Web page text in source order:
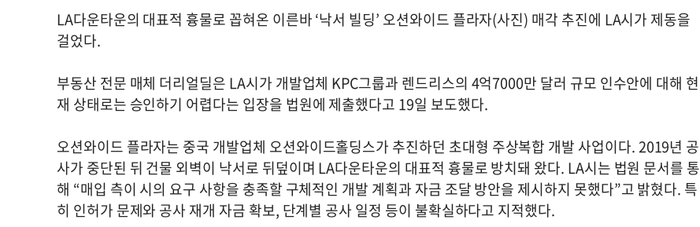
LA다운타운의 대표적 흉물로 꼽혀온 이른바 ‘낙서 빌딩’ 오션와이드 플라자(사진) 매각 추진에 LA시가 제동을
걸었다.
부동산 전문 매체 더리얼딜은 LA시가 개발업체 KPC그룹과 렌드리스의 4억7000만 달러 규모 인수안에 대해 현
재 상태로는 승인하기 어렵다는 입장을 법원에 제출했다고 19일 보도했다.
오션와이드 플라자는 중국 개발업체 오션와이드홀딩스가 추진하던 초대형 주상복합 개발 사업이다. 2019년 공
사가 중단된 뒤 건물 외벽이 낙서로 뒤덮이며 LA다운타운의 대표적 흉물로 방치돼 왔다. LA시는 법원 문서를 통
해 “매입 측이 시의 요구 사항을 충족할 구체적인 개발 계획과 자금 조달 방안을 제시하지 못했다”고 밝혔다. 특
히 인허가 문제와 공사 재개 자금 확보, 단계별 공사 일정 등이 불확실하다고 지적했다.